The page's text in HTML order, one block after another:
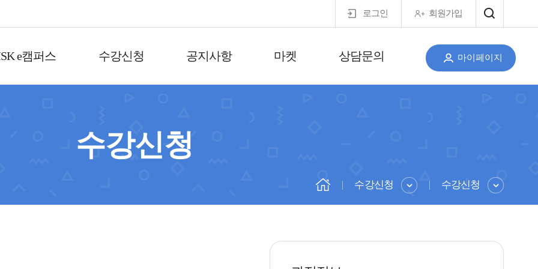
로그인 회원가입
마이페이지
e캠퍼스 수강신청 공지사항 마켓 상담문의
수강신청
수강신청 수강신청